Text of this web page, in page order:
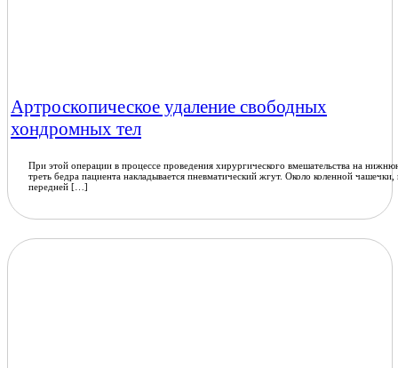
Артроскопическое удаление свободных
хондромных тел
При этой операции в процессе проведения хирургического вмешательства на
треть бедра пациента накладывается пневматический жгут. Около коленной чашечки,
передней […]